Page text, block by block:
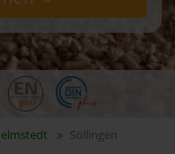
Söllingen